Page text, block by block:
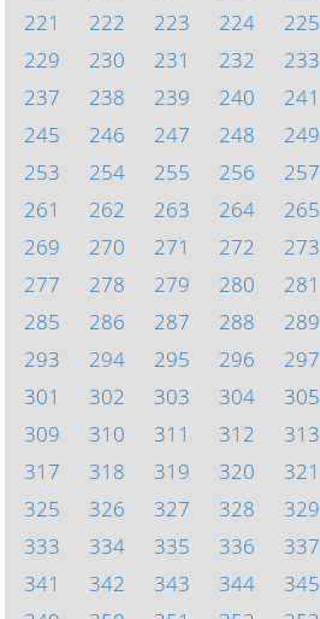
221
222 223 224 225
229
230 231 232 233
237
238 239 240 241
245
246 247 248 249
253
254 255 256 257
261
262 263 264 265
269
270 271 272 273
277
278 279 280 281
285
286 287 288 289
293
294 295 296 297
301
302 303 304 305
309
310 311 312 313
317
318 319 320 321
325
326 327 328 329
333
334 335 336 337
341
342 343 344 345